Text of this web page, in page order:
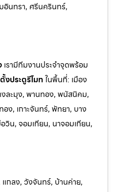
อินทรา, ศรีนครินทร์,
เรามีทีมงานประจำจุดพร้อม
งประตูรีโมทในพื้นที่: เมือง
ละมุง, พานทอง, พนัสนิคม,
ง, เกาะจันทร์, พัทยา, บาง
น, จอมเทียน, นาจอมเทียน,
แกลง, วังจันทร์, บ้านค่าย,